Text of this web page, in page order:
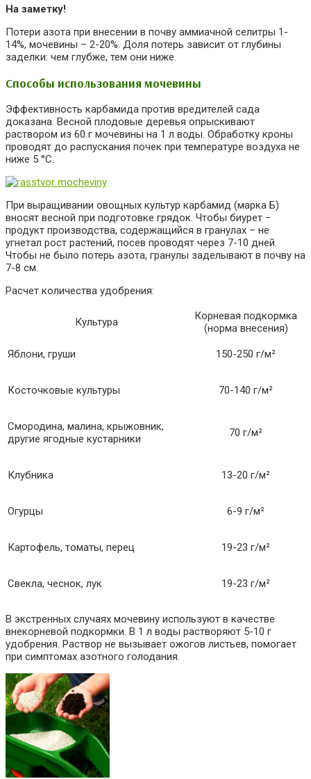
На заметку!
Потери азота при внесении в почву аммиачной селитры 1-
14%, мочевины – 2-20%. Доля потерь зависит от глубины
заделки: чем глубже, тем они ниже.
Способы использования мочевины
Эффективность карбамида против вредителей сада
доказана. Весной плодовые деревья опрыскивают
раствором из 60 г мочевины на 1 л воды. Обработку кроны
проводят до распускания почек при температуре воздуха не
ниже 5 °C.
При выращивании овощных культур карбамид (марка Б)
вносят весной при подготовке грядок. Чтобы биурет −
продукт производства, содержащийся в гранулах – не
угнетал рост растений, посев проводят через 7-10 дней.
Чтобы не было потерь азота, гранулы заделывают в почву на
7-8 см.
Расчет количества удобрения:
Культура
Корневая подкормка
(норма внесения)
Яблони, груши 150-250 г/м²
Косточковые культуры 70-140 г/м²
Смородина, малина, крыжовник,
другие ягодные кустарники
70 г/м²
Клубника 13-20 г/м²
Огурцы 6-9 г/м²
Картофель, томаты, перец 19-23 г/м²
Свекла, чеснок, лук 19-23 г/м²
В экстренных случаях мочевину используют в качестве
внекорневой подкормки. В 1 л воды растворяют 5-10 г
удобрения. Раствор не вызывает ожогов листьев, помогает
при симптомах азотного голодания.